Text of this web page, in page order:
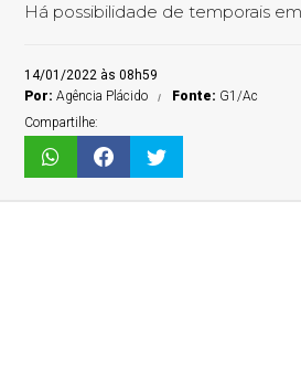
Há possibilidade de temporais
14/01/2022 às 08h59
Por: Agência Plácido Fonte: G1/Ac
Compartilhe: